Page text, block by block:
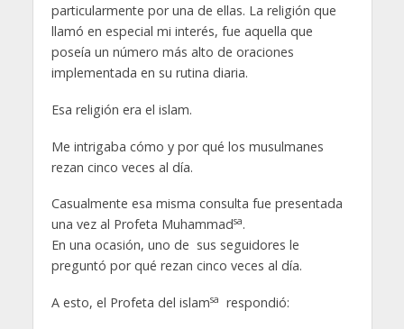
particularmente por una de ellas. La religión que
llamó en especial mi interés, fue aquella que
poseía un número más alto de oraciones
implementada en su rutina diaria.
Esa religión era el islam.
Me intrigaba cómo y por qué los musulmanes
rezan cinco veces al día.
Casualmente esa misma consulta fue presentada
una vez al Profeta Muhammadsa.
En una ocasión, uno de sus seguidores le
preguntó por qué rezan cinco veces al día.
A esto, el Profeta del islamsa respondió: